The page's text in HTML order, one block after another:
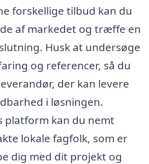
forskellige tilbud kan du
af markedet og træffe en
Husk at undersøge
og referencer, så du
der kan levere
i løsningen.
platform kan du nemt
lokale fagfolk, som er
dig med dit projekt og